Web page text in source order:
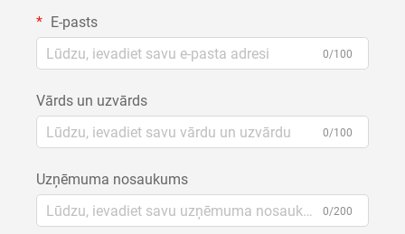
E-pasts
0/100
Vārds un uzvārds
0/100
Uzņēmuma nosaukums
0/200